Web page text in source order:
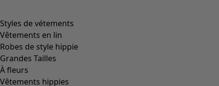
Styles de vétements
Vêtements en lin
Robes de style hippie
Grandes Tailles
À fleurs
Vêtements hippies